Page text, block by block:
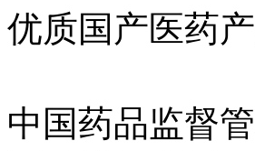
优质国产医药
中国药品监督